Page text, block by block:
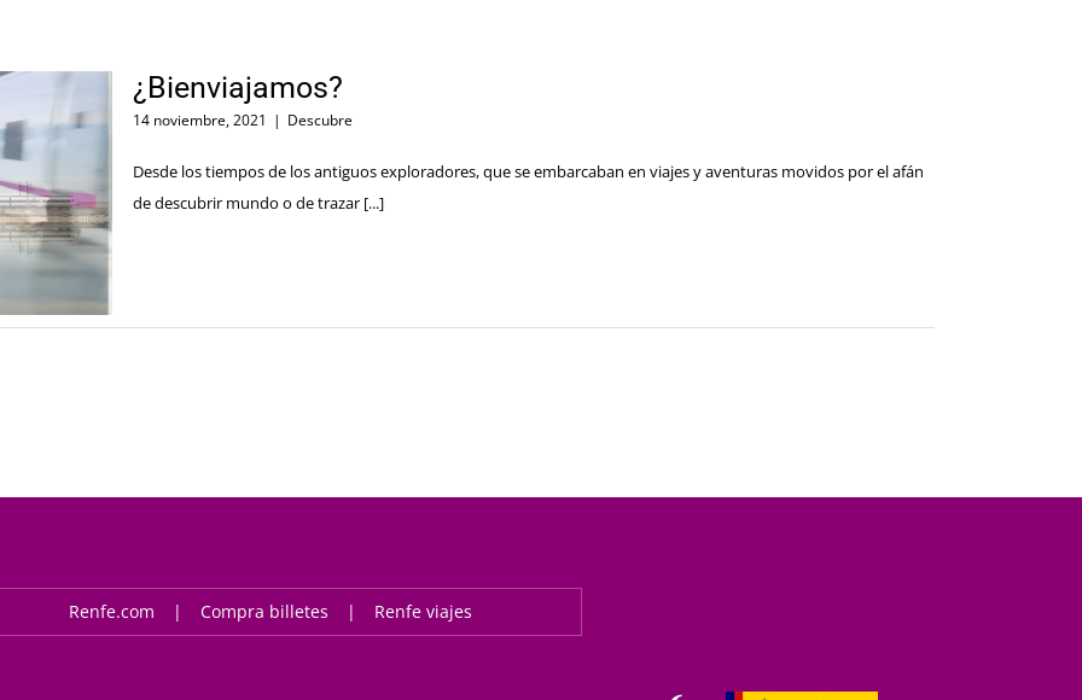
¿Bienviajamos?
14 noviembre, 2021 | Descubre
Desde los tiempos de los antiguos exploradores, que se embarcaban en viajes y aventuras movidos por el afán
de descubrir mundo o de trazar [...]
Renfe.com Compra billetes Renfe viajes